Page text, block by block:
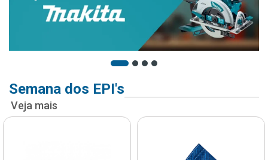
Semana dos EPI's
Veja mais